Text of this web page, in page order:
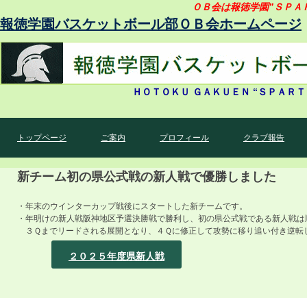
報徳学園バスケットボール部ＯＢ会ホームページ
ＯＢ会は報徳学園”ＳＰ
ＨＯＴＯＫＵ ＧＡＫＵＥＮ “ＳＰＡ
トップページ ご案内 プロフィール クラブ報告
新チーム初の県公式戦の新人戦で優勝しました
・年末のウインターカップ戦後にスタートした新チームです。
・年明けの新人戦阪神地区予選決勝戦で勝利し、初の県公式戦である新人戦
３Ｑまでリードされる展開となり、４Ｑに修正して攻勢に移り追い付き逆転
２０２５年度県新人戦